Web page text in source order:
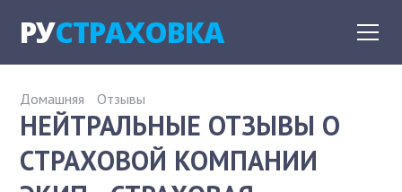
РУСТРАХОВКА
Домашняя Отзывы
НЕЙТРАЛЬНЫЕ ОТЗЫВЫ О
СТРАХОВОЙ КОМПАНИИ